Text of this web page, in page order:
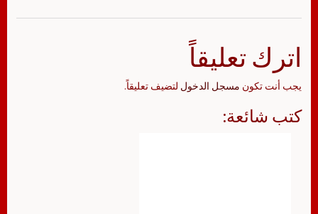
اترك تعليقاً
يجب أنت تكون مسجل الدخول لتضيف تعليقاً.
كتب شائعة: